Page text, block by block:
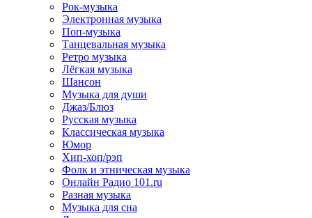
Рок-музыка
Электронная музыка
Поп-музыка
Танцевальная музыка
Ретро музыка
Лёгкая музыка
Шансон
Музыка для души
Джаз/Блюз
Русская музыка
Классическая музыка
Юмор
Хип-хоп/рэп
Фолк и этническая музыка
Онлайн Радио 101.ru
Разная музыка
Музыка для сна